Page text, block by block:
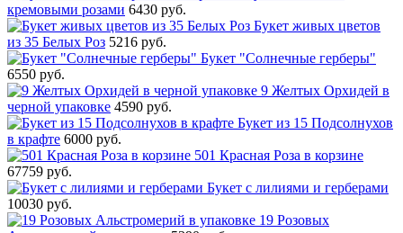
кремовыми розами 6430 руб.
Букет живых цветов
из 35 Белых Роз 5216 руб.
Букет "Солнечные герберы"
6550 руб.
9 Желтых Орхидей в
черной упаковке 4590 руб.
Букет из 15 Подсолнухов
в крафте 6000 руб.
501 Красная Роза в корзине
67759 руб.
Букет с лилиями и герберами
10030 руб.
19 Розовых